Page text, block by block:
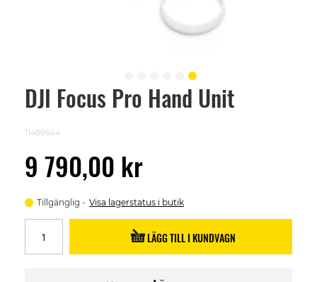
DJI Focus Pro Hand Unit
11489664
9 790,00 kr
Tillgänglig Visa lagerstatus i butik
LÄGG TILL I KUNDVAGN
Skip
images
gallery